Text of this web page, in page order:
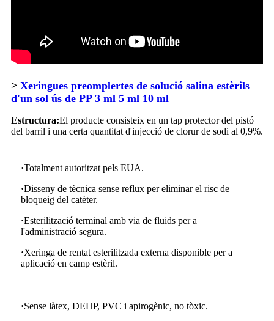
> Xeringues preomplertes de solució salina estèrils
d'un sol ús de PP 3 ml 5 ml 10 ml
Estructura:El producte consisteix en un tap protector del pistó
del barril i una certa quantitat d'injecció de clorur de sodi al 0,9%.
·Totalment autoritzat pels EUA.
·Disseny de tècnica sense reflux per eliminar el risc de
bloqueig del catèter.
·Esterilització terminal amb via de fluids per a
l'administració segura.
·Xeringa de rentat esterilitzada externa disponible per a
aplicació en camp estèril.
·Sense làtex, DEHP, PVC i apirogènic, no tòxic.